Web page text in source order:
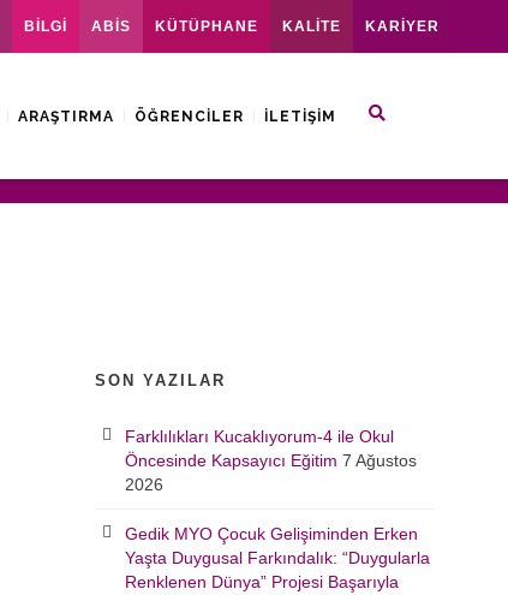
BİLGİ ABİS KÜTÜPHANE KALİTE KARİYER
ARAŞTIRMA ÖĞRENCILER İLETIŞIM
SON YAZILAR
Farklılıkları Kucaklıyorum-4 ile Okul
Öncesinde Kapsayıcı Eğitim 7 Ağustos
2026
Gedik MYO Çocuk Gelişiminden Erken
Yaşta Duygusal Farkındalık: “Duygularla
Renklenen Dünya” Projesi Başarıyla